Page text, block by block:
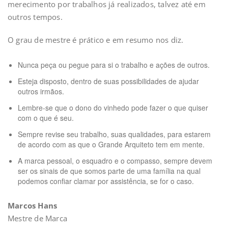
merecimento por trabalhos já realizados, talvez até em
outros tempos.
O grau de mestre é prático e em resumo nos diz.
Nunca peça ou pegue para si o trabalho e ações de outros.
Esteja disposto, dentro de suas possibilidades de ajudar
outros irmãos.
Lembre-se que o dono do vinhedo pode fazer o que quiser
com o que é seu.
Sempre revise seu trabalho, suas qualidades, para estarem
de acordo com as que o Grande Arquiteto tem em mente.
A marca pessoal, o esquadro e o compasso, sempre devem
ser os sinais de que somos parte de uma família na qual
podemos confiar clamar por assistência, se for o caso.
Marcos Hans
Mestre de Marca